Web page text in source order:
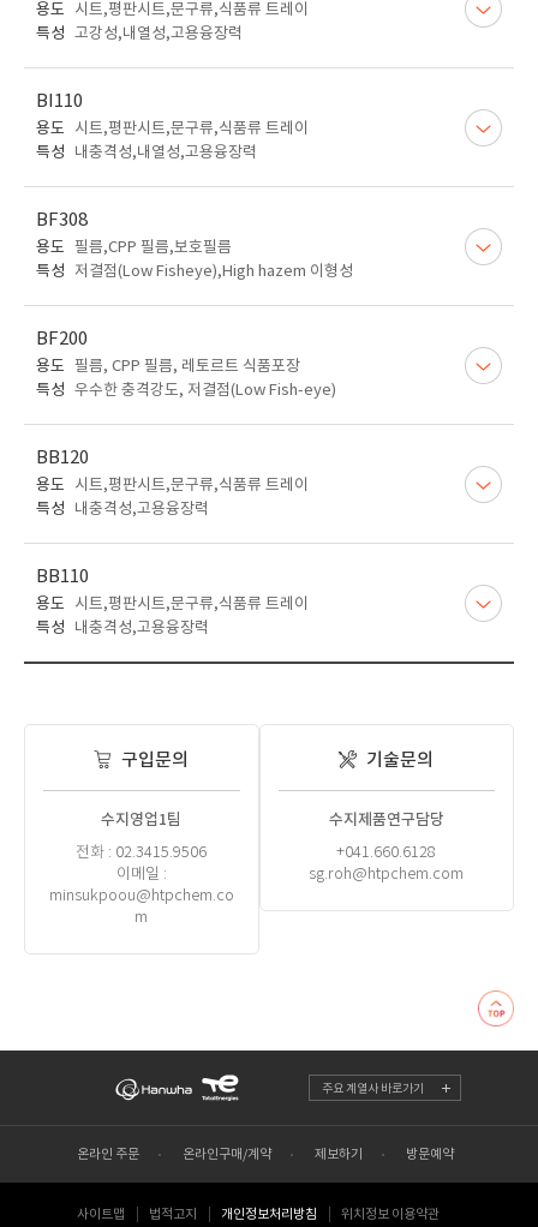
용도
시트,평판시트,문구류,식품류 트레이
특성 고강성,내열성,고용융장력
BI110
용도
시트,평판시트,문구류,식품류 트레이
특성
내충격성,내열성,고용융장력
BF308
용도 필름,CPP 필름,보호필름
특성
저결점(Low Fisheye),High hazem 이형성
BF200
용도 필름, CPP 필름, 레토르트 식품포장
특성 우수한 충격강도, 저결점(Low Fish-eye)
BB120
용도
시트,평판시트,문구류,식품류 트레이
특성
내충격성,고용융장력
BB110
용도
시트,평판시트,문구류,식품류 트레이
특성
내충격성,고용융장력
구입문의
수지영업1팀
전화 : 02.3415.9506
이메일 :
minsukpoou@htpchem.co
m
기술문의
수지제품연구담당
+041.660.6128
sg.roh@htpchem.com
주요 계열사 바로가기
온라인 주문 온라인구매/계약 제보하기 방문예약
사이트맵 법적고지 개인정보처리방침 위치정보 이용약관